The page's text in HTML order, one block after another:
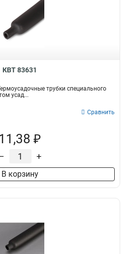
КВТ 83631
трубки специального
усад...
Сравнить
11,38 ₽
+
В корзину